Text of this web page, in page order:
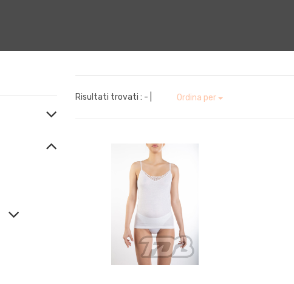
Risultati trovati : - | Ordina per